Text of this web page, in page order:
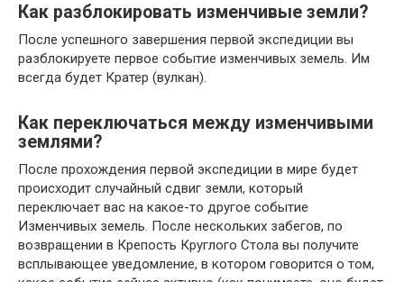
Как разблокировать изменчивые земли?
После успешного завершения первой экспедиции вы
разблокируете первое событие изменчивых земель. Им
всегда будет Кратер (вулкан).
Как переключаться между изменчивыми
землями?
После прохождения первой экспедиции в мире будет
происходит случайный сдвиг земли, который
переключает вас на какое-то другое событие
Изменчивых земель. После нескольких забегов, по
возвращении в Крепость Круглого Стола вы получите
всплывающее уведомление, в котором говорится о том,